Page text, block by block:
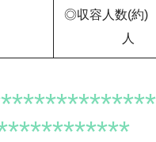
◎収容人数(約)
人